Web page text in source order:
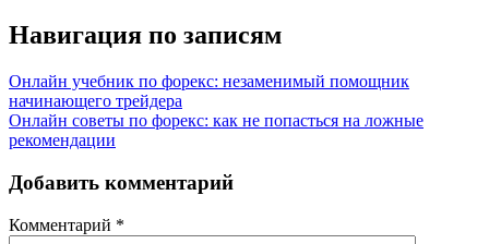
Навигация по записям
Онлайн учебник по форекс: незаменимый помощник
начинающего трейдера
Онлайн советы по форекс: как не попасться на ложные
рекомендации
Добавить комментарий
Комментарий *